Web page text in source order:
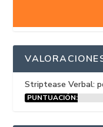
Striptease Verbal:
PUNTUACIÓN: